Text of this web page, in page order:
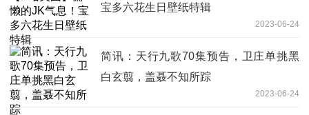
宝多六花生日壁纸特辑
2023-06-24
简讯：天行九歌70集预告，卫庄单挑黑
白玄翦，盖聂不知所踪
2023-06-24